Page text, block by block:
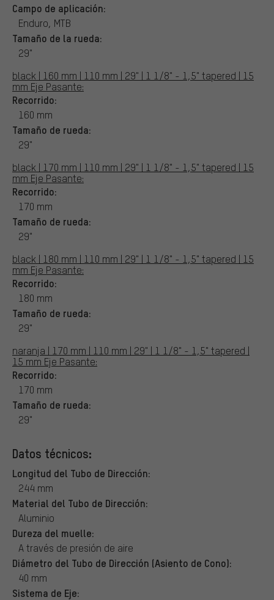
Campo de aplicación:
Enduro, MTB
Tamaño de la rueda:
29"
black | 160 mm | 110 mm | 29" | 1 1/8" - 1,5" tapered | 15
mm Eje Pasante:
Recorrido:
160 mm
Tamaño de rueda:
29"
black | 170 mm | 110 mm | 29" | 1 1/8" - 1,5" tapered | 15
mm Eje Pasante:
Recorrido:
170 mm
Tamaño de rueda:
29"
black | 180 mm | 110 mm | 29" | 1 1/8" - 1,5" tapered | 15
mm Eje Pasante:
Recorrido:
180 mm
Tamaño de rueda:
29"
naranja | 170 mm | 110 mm | 29" | 1 1/8" - 1,5" tapered |
15 mm Eje Pasante:
Recorrido:
170 mm
Tamaño de rueda:
29"
Datos técnicos:
Longitud del Tubo de Dirección:
244 mm
Material del Tubo de Dirección:
Aluminio
Dureza del muelle:
A través de presión de aire
Diámetro del Tubo de Dirección (Asiento de Cono):
40 mm
Sistema de Eje: